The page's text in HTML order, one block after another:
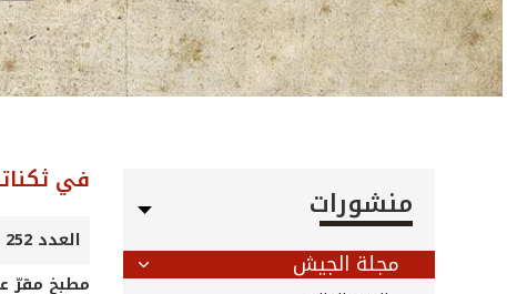
منشورات
مجلة الجيش
في
العدد 252 - حزيران 2006
مطبخ مقرّ